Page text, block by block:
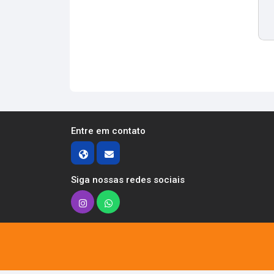
Entre em contato
Siga nossas redes sociais